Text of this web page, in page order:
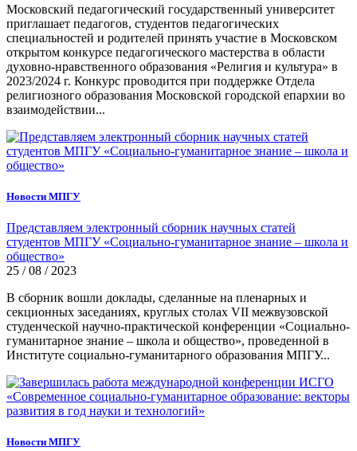
Московский педагогический государственный университет
приглашает педагогов, студентов педагогических
специальностей и родителей принять участие в Московском
открытом конкурсе педагогического мастерства в области
духовно-нравственного образования «Религия и культура» в
2023/2024 г. Конкурс проводится при поддержке Отдела
религиозного образования Московской городской епархии во
взаимодействии...
Новости МПГУ
Представляем электронный сборник научных статей
студентов МПГУ «Социально-гуманитарное знание – школа и
общество»
25 / 08 / 2023
В сборник вошли доклады, сделанные на пленарных и
секционных заседаниях, круглых столах VII межвузовской
студенческой научно-практической конференции «Социально-
гуманитарное знание – школа и общество», проведенной в
Институте социально-гуманитарного образования МПГУ...
Новости МПГУ